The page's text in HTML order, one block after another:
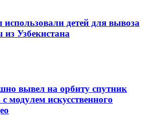
детей для вывоза
Узбекистана
вывел на орбиту спутник
модулем искусственного